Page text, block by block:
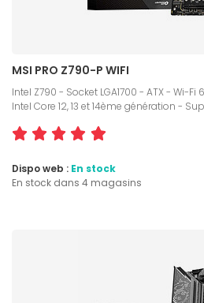
MSI PRO Z790-P WIFI
Intel Z790 - Socket LGA1700 - ATX - Wi-
Intel Core 12, 13 et 14ème génération -
Dispo web : En stock
En stock dans 4 magasins